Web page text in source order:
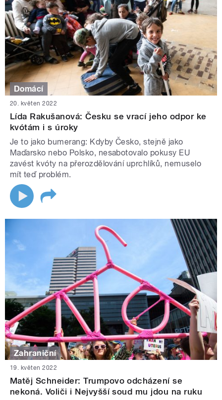
Domácí
20. květen 2022
Lída Rakušanová: Česku se vrací jeho odpor ke
kvótám i s úroky
Je to jako bumerang: Kdyby Česko, stejně jako
Maďarsko nebo Polsko, nesabotovalo pokusy EU
zavést kvóty na přerozdělování uprchlíků, nemuselo
mít teď problém.
Zahraniční
19. květen 2022
Matěj Schneider: Trumpovo odcházení se
nekoná. Voliči i Nejvyšší soud mu jdou na ruku